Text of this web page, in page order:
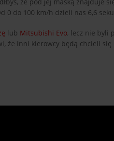
0 do 100 km/h dzieli nas 6,6
lub Mitsubishi Evo, lecz nie byli
inni kierowcy będą chcieli się